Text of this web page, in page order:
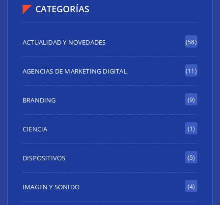
CATEGORÍAS
ACTUALIDAD Y NOVEDADES (58)
AGENCIAS DE MARKETING DIGITAL (11)
BRANDING (9)
CIENCIA (1)
DISPOSITIVOS (5)
IMAGEN Y SONIDO (4)